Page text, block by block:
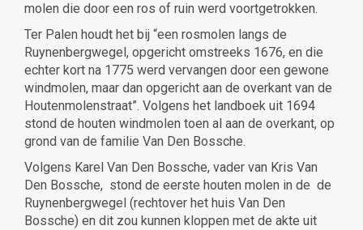
molen die door een ros of ruin werd voortgetrokken.
Ter Palen houdt het bij “een rosmolen langs de
Ruynenbergwegel, opgericht omstreeks 1676, en die
echter kort na 1775 werd vervangen door een gewone
windmolen, maar dan opgericht aan de overkant van de
Houtenmolenstraat”. Volgens het landboek uit 1694
stond de houten windmolen toen al aan de overkant, op
grond van de familie Van Den Bossche.
Volgens Karel Van Den Bossche, vader van Kris Van
Den Bossche, stond de eerste houten molen in de de
Ruynenbergwegel (rechtover het huis Van Den
Bossche) en dit zou kunnen kloppen met de akte uit